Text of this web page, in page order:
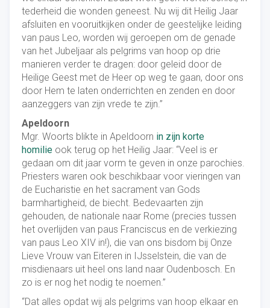
tederheid die wonden geneest. Nu wij dit Heilig Jaar
afsluiten en vooruitkijken onder de geestelijke leiding
van paus Leo, worden wij geroepen om de genade
van het Jubeljaar als pelgrims van hoop op drie
manieren verder te dragen: door geleid door de
Heilige Geest met de Heer op weg te gaan, door ons
door Hem te laten onderrichten en zenden en door
aanzeggers van zijn vrede te zijn.”
Apeldoorn
Mgr. Woorts blikte in Apeldoorn in zijn korte
homilie ook terug op het Heilig Jaar: “Veel is er
gedaan om dit jaar vorm te geven in onze parochies.
Priesters waren ook beschikbaar voor vieringen van
de Eucharistie en het sacrament van Gods
barmhartigheid, de biecht. Bedevaarten zijn
gehouden, de nationale naar Rome (precies tussen
het overlijden van paus Franciscus en de verkiezing
van paus Leo XIV in!), die van ons bisdom bij Onze
Lieve Vrouw van Eiteren in IJsselstein, die van de
misdienaars uit heel ons land naar Oudenbosch. En
zo is er nog het nodig te noemen.”
“Dat alles opdat wij als pelgrims van hoop elkaar en